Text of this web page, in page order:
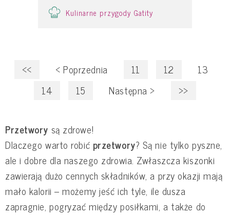
Kulinarne przygody Gatity
<< < Poprzednia 11 12
13
14
15 Następna> >>
Przetwory są zdrowe!
Dlaczego warto robić przetwory? Są nie tylko pyszne,
ale i dobre dla naszego zdrowia. Zwłaszcza kiszonki
zawierają dużo cennych składników, a przy okazji mają
mało kalorii – możemy jeść ich tyle, ile dusza
zapragnie, pogryzać między posiłkami, a także do